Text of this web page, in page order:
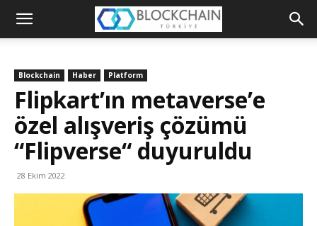
Blockchain
Platformu
Blockchain Haber Platform
Flipkart’ın metaverse’e
özel alışveriş çözümü
“Flipverse“ duyuruldu
28 Ekim 2022